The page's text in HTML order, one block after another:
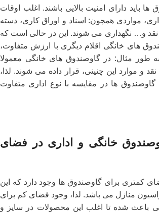
ها باید دارای امنیت بالایی باشند. اغلب اوقات
مواردی همچون: اسناد و اوراق کاری، دسته
و… نگهداری می شوند. این در حالی است که
های خانگی اقلام دیگری با ارزش متفاوت،
طور مثال: در گاوصندوق های خانگی معمولا
و موارد این چنینی، قرار داده می شوند. لذا،
گاوصندوق ها در مقایسه با نوع اداری متفاوت
خانگی و اداری در فضای
کمتری برای گاوصندوق ها وجود دارد که این
منازل می باشد. لذا، وجود فضای کم برای
باعث شده تا اغلب این محصولات در سایز و